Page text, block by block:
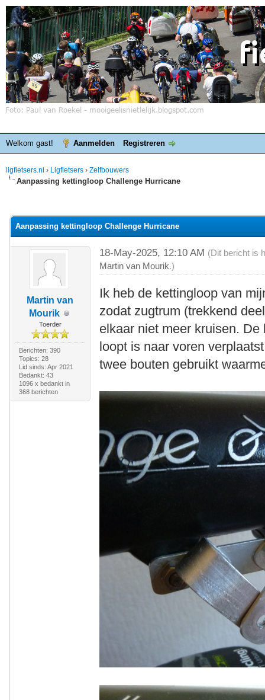
Welkom gast! Aanmelden Registreren
ligfietsers.nl › Ligfietsers › Zelfbouwers
Aanpassing kettingloop Challenge Hurricane
Aanpassing kettingloop Challenge Hurricane
Martin van
Mourik
Toerder
Berichten: 390
Topics: 28
Lid sinds: Apr 2021
Bedankt: 43
1096 x bedankt in
368 berichten
18-May-2025, 12:10 AM (Dit bericht is
Martin van Mourik.)
Ik heb de kettingloop van
zodat zugtrum (trekkend
elkaar niet meer kruisen.
loopt is naar voren
twee bouten gebruikt